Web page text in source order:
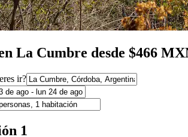
La Cumbre desde $466
ir?
1